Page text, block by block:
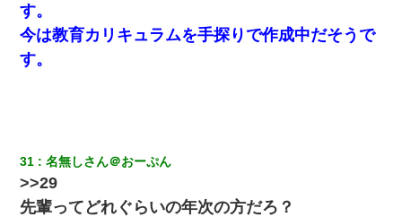
す。
今は教育カリキュラムを手探りで作成中だそうで
す。
31 名無しさん＠おーぷん
>>29
先輩ってどれぐらいの年次の方だろ？